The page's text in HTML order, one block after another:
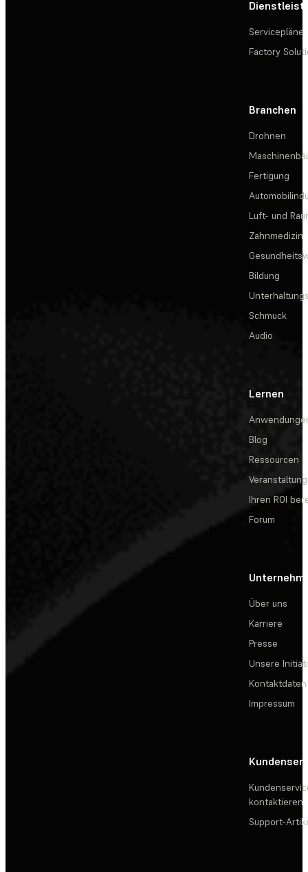
Servicepläne
Factory
Branchen
Drohnen
Fertigung
Luft- und
Zahnmedizin
Bildung
Schmuck
Audio
Lernen
Blog
Ressourcen
Ihren ROI
Forum
Über uns
Karriere
Presse
Unsere
Kontaktdaten
Impressum
kontaktieren
Support-